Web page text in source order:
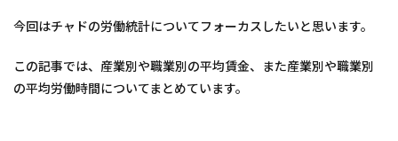
今回はチャドの労働統計についてフォーカスしたいと思います。
この記事では、産業別や職業別の平均賃金、また産業別や職業別
の平均労働時間についてまとめています。